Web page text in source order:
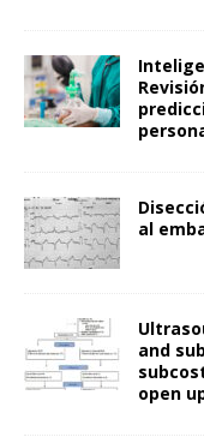
al
and
open